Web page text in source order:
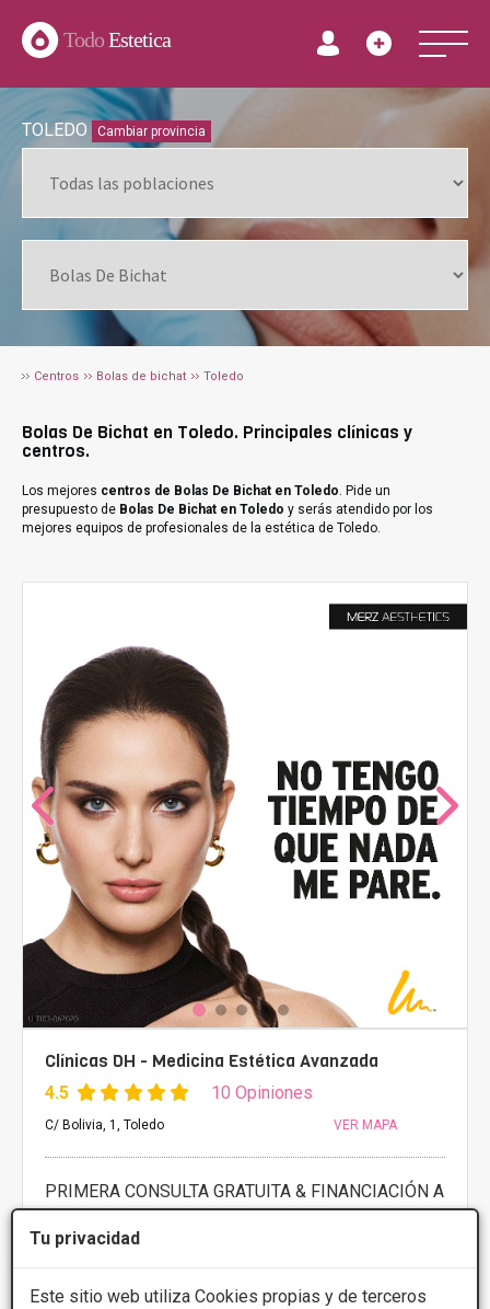
Tu privacidad
Este sitio web utiliza Cookies propias y de terceros
TodoEstetica
TOLEDO Cambiar provincia
Centros Bolas de bichat Toledo
Bolas De Bichat en Toledo. Principales clínicas y
centros.
Los mejores centros de Bolas De Bichat en Toledo. Pide un
presupuesto de Bolas De Bichat en Toledo y serás atendido por los
mejores equipos de profesionales de la estética de Toledo.
Clínicas DH - Medicina Estética Avanzada
4.5 10 Opiniones
C/ Bolivia, 1, Toledo VER MAPA
PRIMERA CONSULTA GRATUITA & FINANCIACIÓN A
MEDIDA
Bolas de bichat
Presupuestos con
5% de descuento *